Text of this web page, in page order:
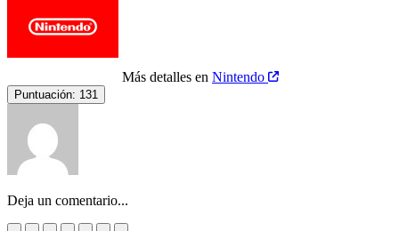
Más detalles en Nintendo
Puntuación: 131
Deja un comentario...